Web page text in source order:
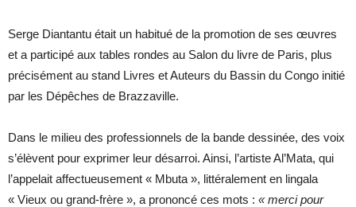
Serge Diantantu était un habitué de la promotion de ses œuvres
et a participé aux tables rondes au Salon du livre de Paris, plus
précisément au stand Livres et Auteurs du Bassin du Congo initié
par les Dépêches de Brazzaville.
Dans le milieu des professionnels de la bande dessinée, des voix
s’élèvent pour exprimer leur désarroi. Ainsi, l’artiste Al’Mata, qui
l’appelait affectueusement « Mbuta », littéralement en lingala
« Vieux ou grand-frère », a prononcé ces mots : « merci pour